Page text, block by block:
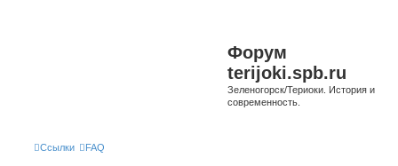
Форум
terijoki.spb.ru
Зеленогорск/Териоки. История и
современность.
Ссылки FAQ